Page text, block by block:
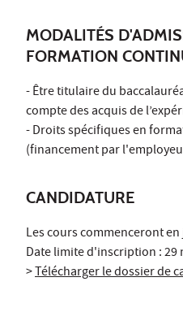
MODALITÉS
FORMATION
- Être titulaire du
compte des acquis de
- Droits spécifiques en
(financement par
CANDIDATURE
Les cours commenceront
Date limite d'inscription : 29
>Télécharger le dossier de